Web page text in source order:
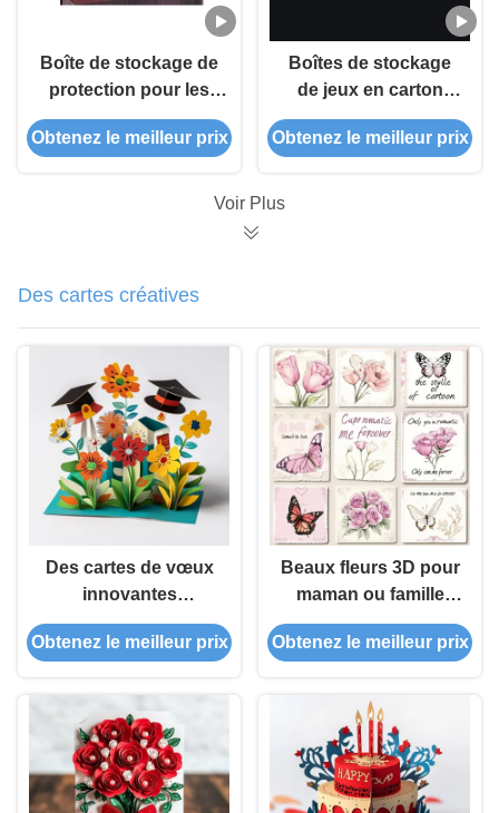
Boîte de stockage de
protection pour les
composants de jeux
en or et en argent
Obtenez le meilleur prix
Boîtes de stockage
de jeux en carton
vierge
Obtenez le meilleur prix
Voir Plus
Des cartes créatives
Des cartes de vœux
innovantes
personnalisées de
style moderne pour
professionnelles
Obtenez le meilleur prix
Beaux fleurs 3D pour
maman ou famille
Merci pour les notes
Avancé Nouveau
espace vide à
l'intérieur pour les
messages
personnalisés
Obtenez le meilleur prix